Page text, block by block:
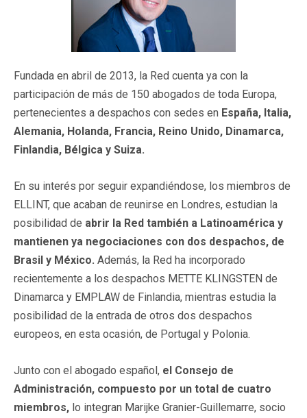
Fundada en abril de 2013, la Red cuenta ya con la
participación de más de 150 abogados de toda Europa,
pertenecientes a despachos con sedes en España, Italia,
Alemania, Holanda, Francia, Reino Unido, Dinamarca,
Finlandia, Bélgica y Suiza.
En su interés por seguir expandiéndose, los miembros de
ELLINT, que acaban de reunirse en Londres, estudian la
posibilidad de abrir la Red también a Latinoamérica y
mantienen ya negociaciones con dos despachos, de
Brasil y México. Además, la Red ha incorporado
recientemente a los despachos METTE KLINGSTEN de
Dinamarca y EMPLAW de Finlandia, mientras estudia la
posibilidad de la entrada de otros dos despachos
europeos, en esta ocasión, de Portugal y Polonia.
Junto con el abogado español, el Consejo de
Administración, compuesto por un total de cuatro
miembros, lo integran Marijke Granier-Guillemarre, socio